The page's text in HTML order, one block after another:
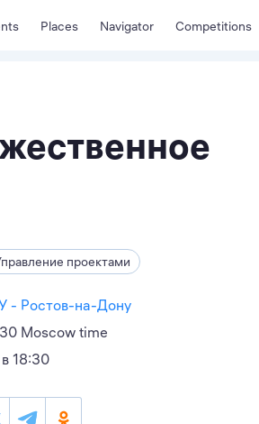
Places Navigator Competitions
проектами
- Ростов-на-Дону
Moscow time
18:30